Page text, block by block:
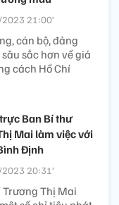
21:00’
cán bộ, đảng
sắc hơn về giá
cách Hồ Chí
Ban Bí thư
Mai làm việc với
Định
20:31’
Thị Mai